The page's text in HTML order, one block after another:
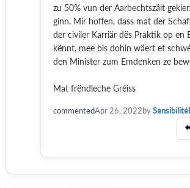
zu 50% vun der Aarbechtszäit
ginn. Mir hoffen, dass mat der
der civiler Karriär dës Praktik op en
kënnt, mee bis dohin wäert et
den Minister zum Emdenken ze
Mat frëndleche Gréiss
commentedApr 26, 2022by